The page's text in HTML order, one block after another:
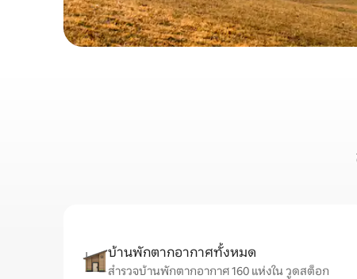
บ้านพักตากอากาศทั้งหมด
สำรวจบ้านพักตากอากาศ 160 แห่งใน วูดสต็อก